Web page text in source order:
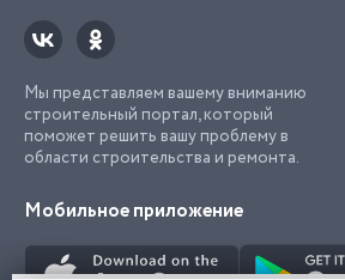
Мы представляем вашему вниманию
строительный портал, который
поможет решить вашу проблему в
области строительства и ремонта.
Мобильное приложение